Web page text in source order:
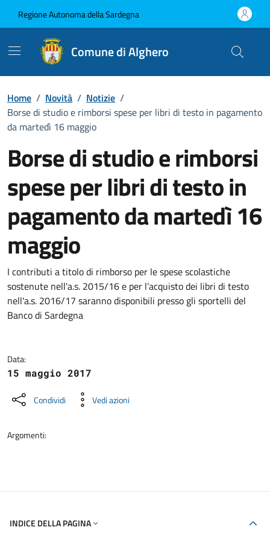
Regione Autonoma della Sardegna
Comune di Alghero
Home / Novità / Notizie /
Borse di studio e rimborsi spese per libri di testo in pagamento
da martedì 16 maggio
Borse di studio e rimborsi
spese per libri di testo in
pagamento da martedì 16
maggio
Dettagli della notizia
I contributi a titolo di rimborso per le spese scolastiche
sostenute nell'a.s. 2015/16 e per l’acquisto dei libri di testo
nell'a.s. 2016/17 saranno disponibili presso gli sportelli del
Banco di Sardegna
Data:
15 maggio 2017
Condividi Vedi azioni
Argomenti:
INDICE DELLA PAGINA